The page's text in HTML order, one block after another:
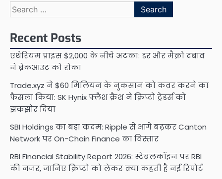
Search
for:
Recent Posts
एथेरियम प्राइस $2,000 के नीचे अटका: डर और मैक्रो दबाव
ने ब्रेकआउट को रोका
Trade.xyz ने $60 मिलियन के नुकसान को कवर करने का
फैसला किया: SK Hynix फ्लैश क्रैश ने क्रिप्टो ट्रेडर्स को
झकझोर दिया
SBI Holdings का बड़ा कदम: Ripple से आगे बढ़कर Canton
Network पर On-Chain Finance का विस्तार
RBI Financial Stability Report 2026: स्टेबलकॉइन पर RBI
की नजर, जानिए क्रिप्टो को लेकर क्या कहती है नई रिपोर्ट